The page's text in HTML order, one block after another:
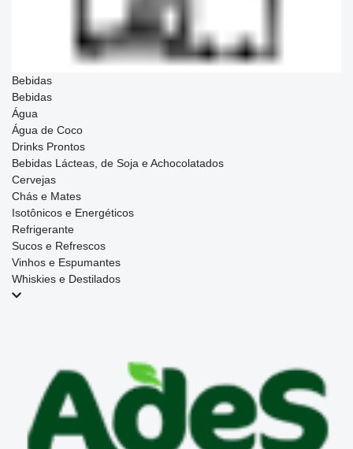
Bebidas
Bebidas
Água
Água de Coco
Drinks Prontos
Bebidas Lácteas, de Soja e Achocolatados
Cervejas
Chás e Mates
Isotônicos e Energéticos
Refrigerante
Sucos e Refrescos
Vinhos e Espumantes
Whiskies e Destilados